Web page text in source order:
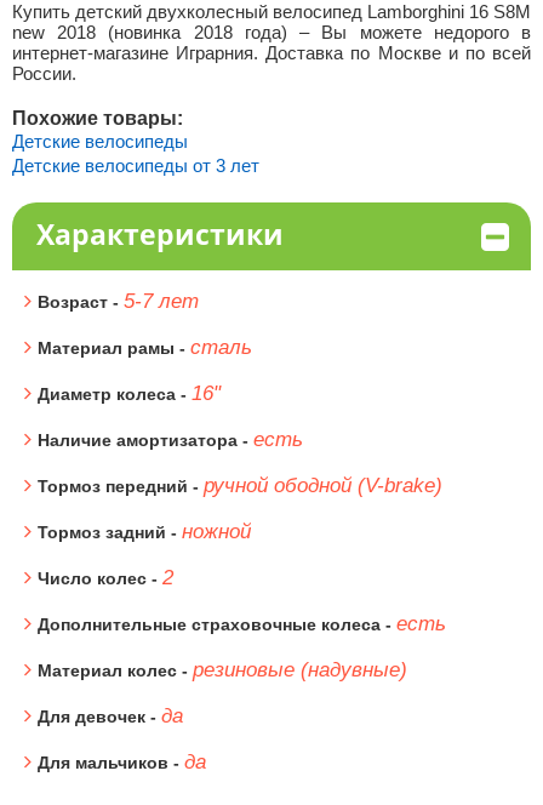
Купить детский двухколесный велосипед Lamborghini 16 S8M
new 2018 (новинка 2018 года) – Вы можете недорого в
интернет-магазине Играрния. Доставка по Москве и по всей
России.
Похожие товары:
Детские велосипеды
Детские велосипеды от 3 лет
Характеристики
Возраст - 5-7 лет
Материал рамы - сталь
Диаметр колеса - 16"
Наличие амортизатора - есть
Тормоз передний - ручной ободной (V-brake)
Тормоз задний - ножной
Число колес - 2
Дополнительные страховочные колеса - есть
Материал колес - резиновые (надувные)
Для девочек - да
Для мальчиков - да